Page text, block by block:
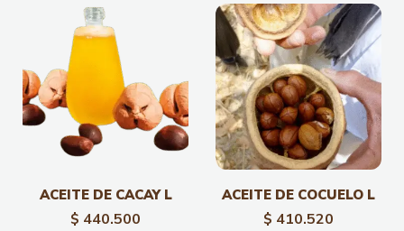
ACEITE DE CACAY L
$ 440.500
ACEITE DE COCUELO L
$ 410.520